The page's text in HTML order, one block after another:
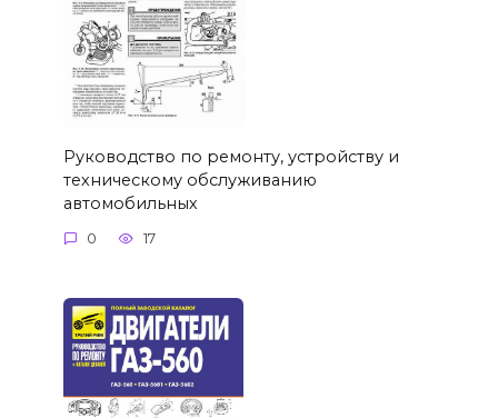
Руководство по ремонту, устройству и
техническому обслуживанию
автомобильных
0 17